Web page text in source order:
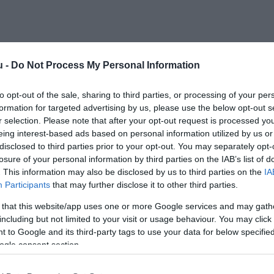
- Do Not Process My Personal Information
opt-out of the sale, sharing to third parties, or processing of your
for targeted advertising by us, please use the below opt-out
selection. Please note that after your opt-out request is processed
interest-based ads based on personal information utilized by us
to third parties prior to your opt-out. You may separately
of your personal information by third parties on the IAB’s list of
This information may also be disclosed by us to third parties on the
Participants that may further disclose it to other third parties.
that this website/app uses one or more Google services and may
but not limited to your visit or usage behaviour. You may
to Google and its third-party tags to use your data for below
consent section.
Mutass többet
Kártyás fizetés
tetején található, egész évben nyitvatartó High Note
és a modern Budapest legjobb kombinációja. Kétszintű
nyújt Budapestre, továbbá egy „jegyet az első
István Bazilikát szeretné megcsodálni. 2019.
téli gasztronómiai tematikánk keretén belül a
mellett a filmipar csillogó, különleges világba repítjük